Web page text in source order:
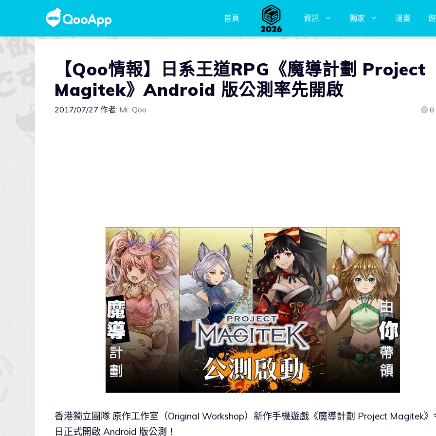
首頁 資訊 獨家 漫畫
【Qoo情報】日系王道RPG《魔導計劃 Project
Magitek》Android 版公測率先開啟
2017/07/27 作者: Mr. Qoo 0
香港獨立團隊 原作工作室（Original Workshop）新作手機遊戲《魔導計劃 Project Magitek》
日正式開啟 Android 版公測！